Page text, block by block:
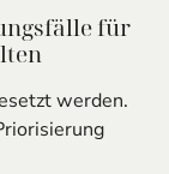
für
werden.